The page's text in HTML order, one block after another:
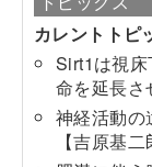
カレントトピ
Sirt1は視
命を延長さ
神経活動の
【吉原基二